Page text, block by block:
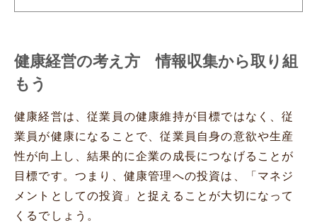
健康経営の考え方 情報収集から取り組
もう
健康経営は、従業員の健康維持が目標ではなく、従
業員が健康になることで、従業員自身の意欲や生産
性が向上し、結果的に企業の成長につなげることが
目標です。つまり、健康管理への投資は、「マネジ
メントとしての投資」と捉えることが大切になって
くるでしょう。